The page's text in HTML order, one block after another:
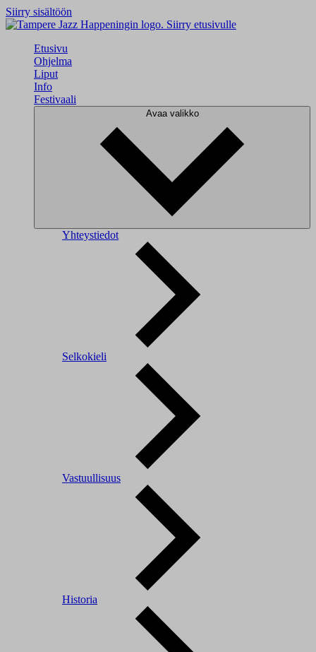
Siirry sisältöön
Siirry etusivulle
Etusivu
Ohjelma
Liput
Info
Festivaali
Avaa valikko
Yhteystiedot
Selkokieli
Vastuullisuus
Historia